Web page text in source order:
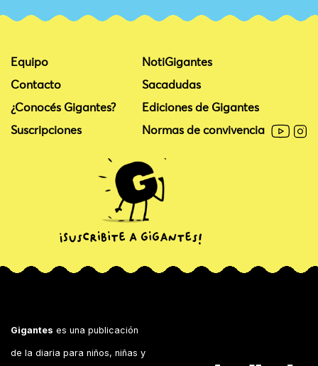
Equipo
Contacto
¿Conocés Gigantes?
Suscripciones
NotiGigantes
Sacadudas
Ediciones de Gigantes
Normas de convivencia
Gigantes es una publicación
de la diaria para niños, niñas y